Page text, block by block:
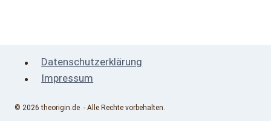
Datenschutzerklärung
Impressum
© 2026 theorigin.de - Alle Rechte vorbehalten.